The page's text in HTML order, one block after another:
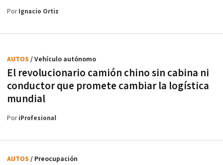
PorIgnacio Ortiz
El revolucionario camión chino sin cabina ni
conductor que promete cambiar la logística
mundial
AUTOS / Vehículo autónomo
PoriProfesional
AUTOS / Preocupación